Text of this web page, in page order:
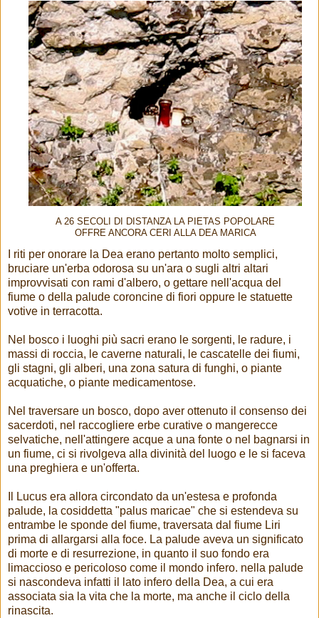
A 26 SECOLI DI DISTANZA LA PIETAS POPOLARE
OFFRE ANCORA CERI ALLA DEA MARICA
I riti per onorare la Dea erano pertanto molto semplici,
bruciare un'erba odorosa su un'ara o sugli altri altari
improvvisati con rami d'albero, o gettare nell'acqua del
fiume o della palude coroncine di fiori oppure le statuette
votive in terracotta.
Nel bosco i luoghi più sacri erano le sorgenti, le radure, i
massi di roccia, le caverne naturali, le cascatelle dei fiumi,
gli stagni, gli alberi, una zona satura di funghi, o piante
acquatiche, o piante medicamentose.
Nel traversare un bosco, dopo aver ottenuto il consenso dei
sacerdoti, nel raccogliere erbe curative o mangerecce
selvatiche, nell'attingere acque a una fonte o nel bagnarsi in
un fiume, ci si rivolgeva alla divinità del luogo e le si faceva
una preghiera e un'offerta.
Il Lucus era allora circondato da un'estesa e profonda
palude, la cosiddetta "palus maricae" che si estendeva su
entrambe le sponde del fiume, traversata dal fiume Liri
prima di allargarsi alla foce. La palude aveva un significato
di morte e di resurrezione, in quanto il suo fondo era
limaccioso e pericoloso come il mondo infero. nella palude
si nascondeva infatti il lato infero della Dea, a cui era
associata sia la vita che la morte, ma anche il ciclo della
rinascita.